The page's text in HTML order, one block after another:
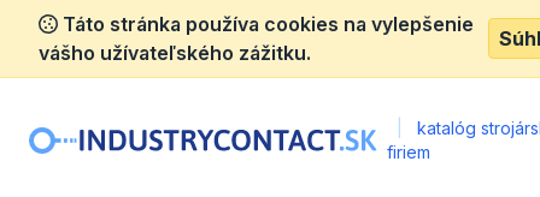
Táto stránka používa cookies na vylepšenie
vášho užívateľského zážitku.
katalóg
firiem